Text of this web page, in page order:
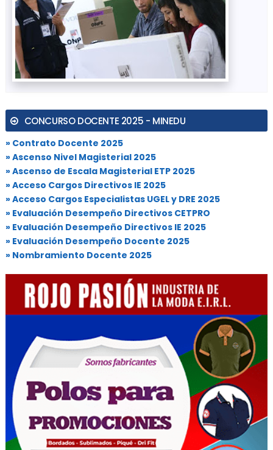
CONCURSO DOCENTE 2025 - MINEDU
» Contrato Docente 2025
» Ascenso Nivel Magisterial 2025
» Ascenso de Escala Magisterial ETP 2025
» Acceso Cargos Directivos IE 2025
» Acceso Cargos Especialistas UGEL y DRE 2025
» Evaluación Desempeño Directivos CETPRO
» Evaluación Desempeño Directivos IE 2025
» Evaluación Desempeño Docente 2025
» Nombramiento Docente 2025